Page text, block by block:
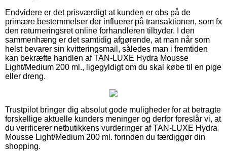
Endvidere er det prisværdigt at kunden er obs på de
primære bestemmelser der influerer på transaktionen, som fx
den returneringsret online forhandleren tilbyder. I den
sammenhæng er det samtidig afgørende, at man når som
helst bevarer sin kvitteringsmail, således man i fremtiden
kan bekræfte handlen af TAN-LUXE Hydra Mousse
Light/Medium 200 ml., ligegyldigt om du skal købe til en pige
eller dreng.
Trustpilot bringer dig absolut gode muligheder for at betragte
forskellige aktuelle kunders meninger og derfor foreslår vi, at
du verificerer netbutikkens vurderinger af TAN-LUXE Hydra
Mousse Light/Medium 200 ml. forinden du færdiggør din
shopping.